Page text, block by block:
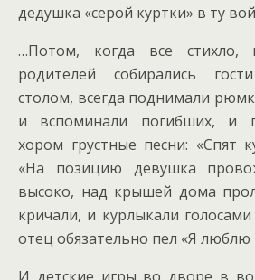
дедушка «серой куртки» в ту
…Потом, когда все
родителей собирались
столом, всегда поднимали
и вспоминали погибших, и
хором грустные песни: «Спят
«На позицию девушка
высоко, над крышей дома
кричали, и курлыкали
отец обязательно пел «Я люблю